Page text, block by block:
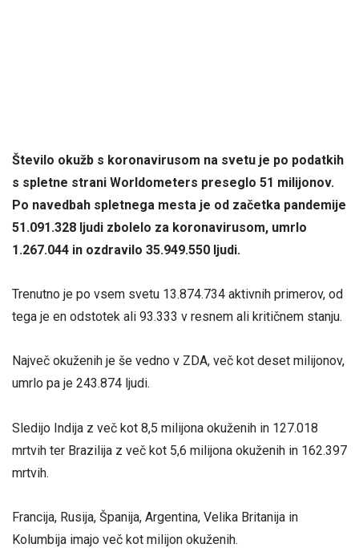
Število okužb s koronavirusom na svetu je po podatkih
s spletne strani Worldometers preseglo 51 milijonov.
Po navedbah spletnega mesta je od začetka pandemije
51.091.328 ljudi zbolelo za koronavirusom, umrlo
1.267.044 in ozdravilo 35.949.550 ljudi.
Trenutno je po vsem svetu 13.874.734 aktivnih primerov, od
tega je en odstotek ali 93.333 v resnem ali kritičnem stanju.
Največ okuženih je še vedno v ZDA, več kot deset milijonov,
umrlo pa je 243.874 ljudi.
Sledijo Indija z več kot 8,5 milijona okuženih in 127.018
mrtvih ter Brazilija z več kot 5,6 milijona okuženih in 162.397
mrtvih.
Francija, Rusija, Španija, Argentina, Velika Britanija in
Kolumbija imajo več kot milijon okuženih.